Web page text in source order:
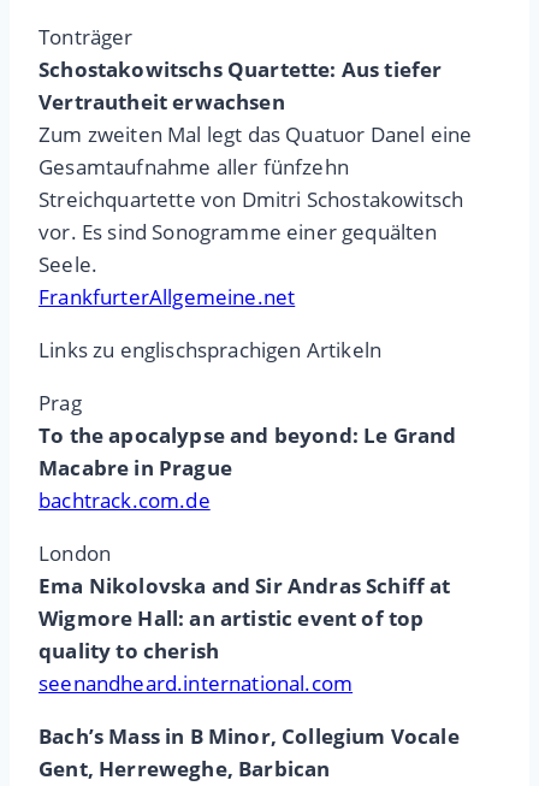
Tonträger
Schostakowitschs Quartette: Aus tiefer
Vertrautheit erwachsen
Zum zweiten Mal legt das Quatuor Danel eine
Gesamtaufnahme aller fünfzehn
Streichquartette von Dmitri Schostakowitsch
vor. Es sind Sonogramme einer gequälten
Seele.
FrankfurterAllgemeine.net
Links zu englischsprachigen Artikeln
Prag
To the apocalypse and beyond: Le Grand
Macabre in Prague
bachtrack.com.de
London
Ema Nikolovska and Sir Andras Schiff at
Wigmore Hall: an artistic event of top
quality to cherish
seenandheard.international.com
Bach’s Mass in B Minor, Collegium Vocale
Gent, Herreweghe, Barbican